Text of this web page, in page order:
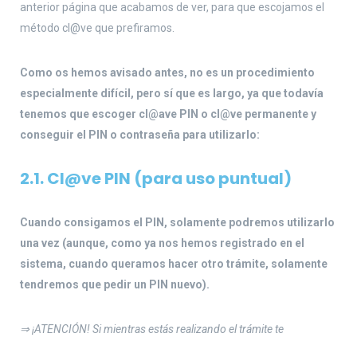
anterior página que acabamos de ver, para que escojamos el
método cl@ve que prefiramos.
Como os hemos avisado antes, no es un procedimiento
especialmente difícil, pero sí que es largo, ya que todavía
tenemos que escoger cl@ave PIN o cl@ve permanente y
conseguir el PIN o contraseña para utilizarlo:
2.1. Cl@ve PIN (para uso puntual)
Cuando consigamos el PIN, solamente podremos utilizarlo
una vez (aunque, como ya nos hemos registrado en el
sistema, cuando queramos hacer otro trámite, solamente
tendremos que pedir un PIN nuevo).
⇒ ¡ATENCIÓN! Si mientras estás realizando el trámite te